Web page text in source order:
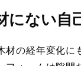
にない自
材の経年変化に